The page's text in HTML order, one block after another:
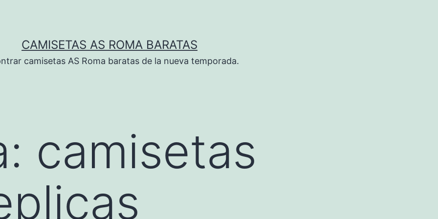
CAMISETAS AS ROMA BARATAS
camisetas AS Roma baratas de la nueva temporada.
camisetas